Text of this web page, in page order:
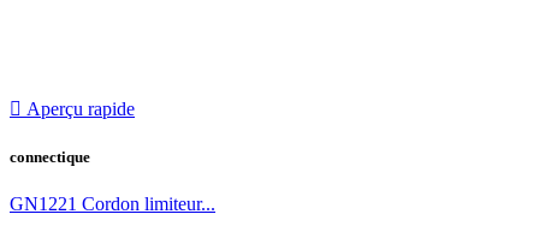
 Aperçu rapide
connectique
GN1221 Cordon limiteur...